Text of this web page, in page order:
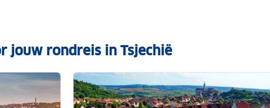
jouw rondreis in Tsjechië